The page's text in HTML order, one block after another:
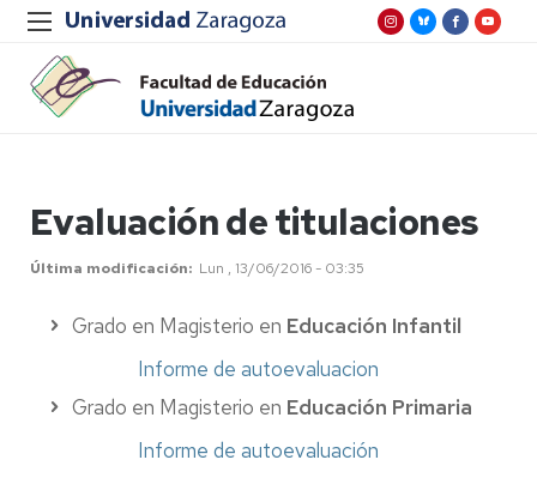
Evaluación de titulaciones
Última modificación Lun , 13/06/2016 - 03:35
Grado en Magisterio en Educación Infantil
Informe de autoevaluacion
Grado en Magisterio en Educación Primaria
Informe de autoevaluación